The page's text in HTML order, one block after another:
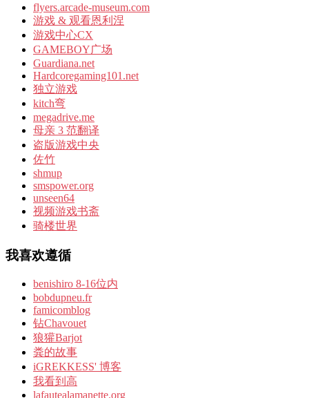
flyers.arcade-museum.com
游戏 & 观看恩利涅
游戏中心CX
GAMEBOY广场
Guardiana.net
Hardcoregaming101.net
独立游戏
kitch弯
megadrive.me
母亲 3 范翻译
盗版游戏中央
佐竹
shmup
smspower.org
unseen64
视频游戏书斋
骑楼世界
我喜欢遵循
benishiro 8-16位内
bobdupneu.fr
famicomblog
钻Chavouet
狼獾Barjot
粪的故事
iGREKKESS' 博客
我看到高
lafautealamanette.org